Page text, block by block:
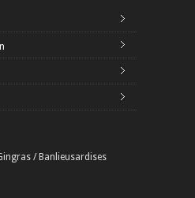
/ Banlieusardises